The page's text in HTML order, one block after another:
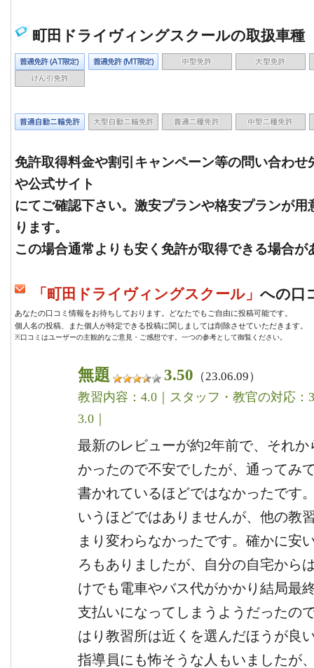
町田ドライヴィングスクールの取扱車種
免許取得料金や割引キャンペーン等の問い合わせ
や公式サイト
にてご確認下さい。激安プランや格安プランが用
ります。
この場合通常よりも安く免許が取得できる場合が
「町田ドライヴィングスクール」 への口
あなたの口コミ情報をお待ちしております。どなたでもご自由に投稿可能です。
個人名の投稿、また個人が特定できる投稿に関しましては削除させていただきます。
※口コミはユーザーの主観的なご意見・ご感想です。一つの参考として御覧ください。
無題 3.50 （23.06.09）
教習内容：4.0｜スタッフ・教官の対応：
3.0｜
最新のレビューが約2年前で、それ
かったので不安でしたが、通ってみ
書かれているほどではなかったです
いうほどではありませんが、他の教
まり変わらなかったです。確かに安
ろもありましたが、自分の自宅から
けでも電車やバス代がかかり結局最
支払いになってしまうようだったの
はり教習所は近くを選んだほうが良
指導員にも怖そうな人もいましたが